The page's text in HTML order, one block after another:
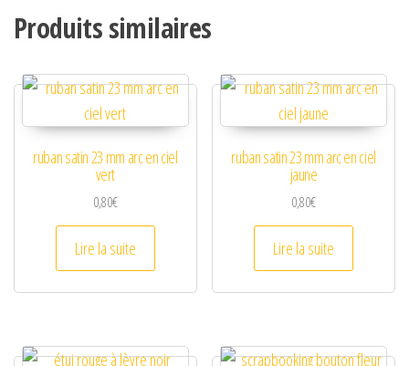
Produits similaires
ruban satin 23 mm arc en ciel
vert
0,80€
Lire la suite
ruban satin 23 mm arc en ciel
jaune
0,80€
Lire la suite